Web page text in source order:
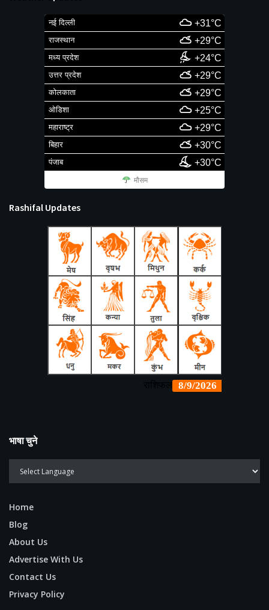
नई दिल्ली +31°C
राजस्थान +29°C
मध्य प्रदेश +24°C
उत्तर प्रदेश +29°C
कोलकाता +29°C
ओडिशा +25°C
महाराष्ट्र +29°C
बिहार +30°C
पंजाब +30°C
मौसम
Rashifal Updates
भाषा चुने
Home
Blog
About Us
Advertise With Us
Contact Us
Privacy Policy